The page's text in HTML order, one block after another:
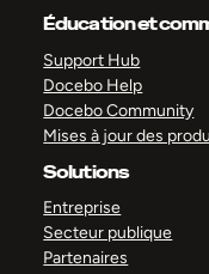
Éducation et
Support Hub
Docebo Help
Docebo Community
Mises à jour des
Solutions
Entreprise
Secteur publique
Partenaires